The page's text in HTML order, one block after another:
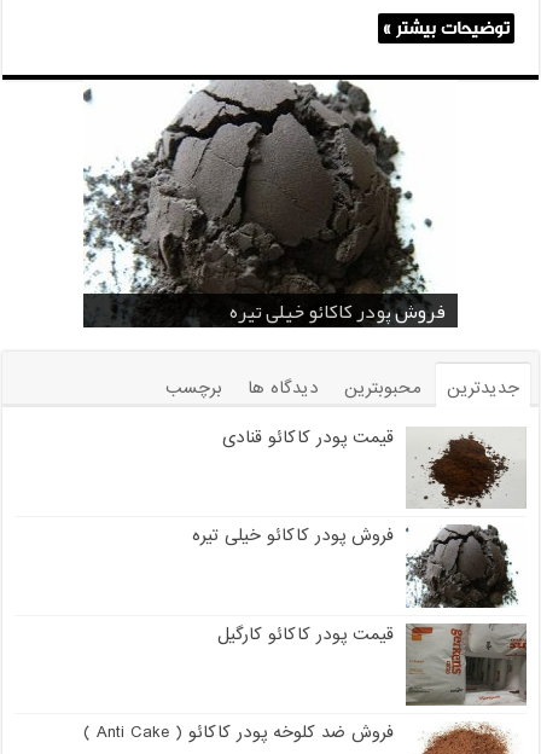
توضیحات بیشتر »
قیمت پودر کاکائو قنادی
فروش پودر کاکائو خیلی تیره
قیمت پودر کاکائو کارگیل
فروش ضد کلوخه پودر کاکائو ( Anti Cake )
خرید پودر کاکائو و کافی میت در کرمان
فروش پودر کاکائو و کافی میت در اصفهان
خرید اسانس پودری شکلات 10 کیلویی
خرید اسانس پودری قهوه
خرید کافی کریمر غیر لبنی 25 کیلویی اندونزی
جدیدترین محبوبترین دیدگاه ها
برچسب
قیمت پودر کاکائو قنادی
فروش پودر کاکائو خیلی تیره
قیمت پودر کاکائو کارگیل
فروش ضد کلوخه پودر کاکائو ( Anti Cake )